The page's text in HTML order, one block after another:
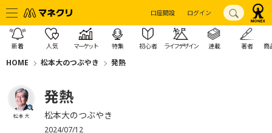
口座開設 ログイン
新着 人気 マーケット 特集 初心者 ライフデザイン 連載 著者 商
HOME 松本大のつぶやき 発熱
松本 大
発熱
松本大のつぶやき
2024/07/12